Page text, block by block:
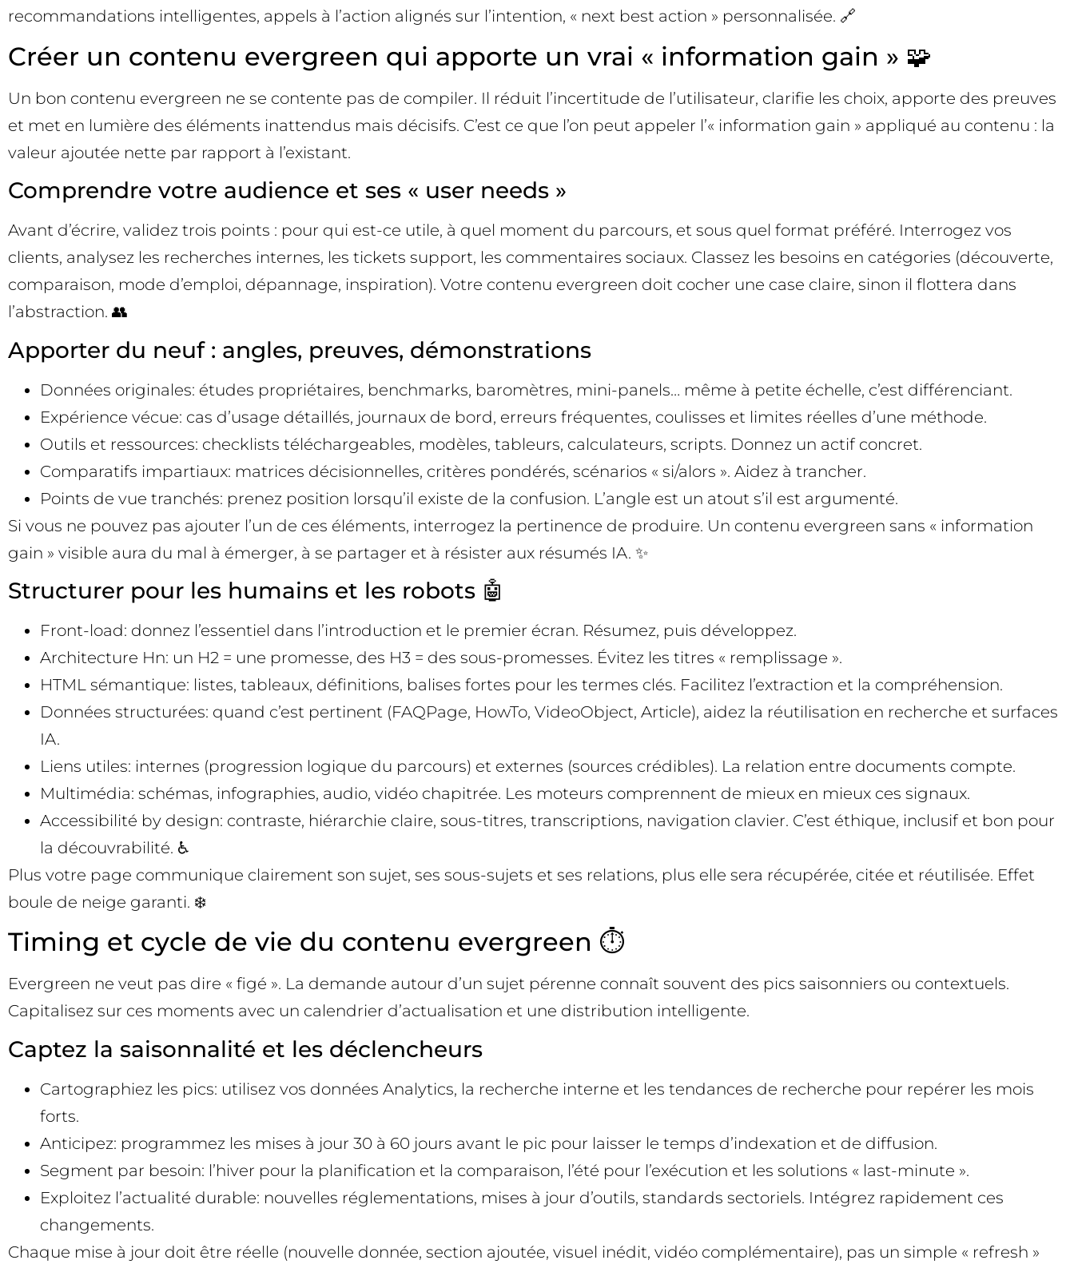
recommandations intelligentes, appels à l’action alignés sur l’intention, « next best action » personnalisée. 🔗
Créer un contenu evergreen qui apporte un vrai « information gain » 🧩
Un bon contenu evergreen ne se contente pas de compiler. Il réduit l’incertitude de l’utilisateur, clarifie les choix, apporte des preuves
et met en lumière des éléments inattendus mais décisifs. C’est ce que l’on peut appeler l’« information gain » appliqué au contenu : la
valeur ajoutée nette par rapport à l’existant.
Comprendre votre audience et ses « user needs »
Avant d’écrire, validez trois points : pour qui est-ce utile, à quel moment du parcours, et sous quel format préféré. Interrogez vos
clients, analysez les recherches internes, les tickets support, les commentaires sociaux. Classez les besoins en catégories (découverte,
comparaison, mode d’emploi, dépannage, inspiration). Votre contenu evergreen doit cocher une case claire, sinon il flottera dans
l’abstraction. 👥
Apporter du neuf : angles, preuves, démonstrations
Données originales: études propriétaires, benchmarks, baromètres, mini-panels… même à petite échelle, c’est différenciant.
Expérience vécue: cas d’usage détaillés, journaux de bord, erreurs fréquentes, coulisses et limites réelles d’une méthode.
Outils et ressources: checklists téléchargeables, modèles, tableurs, calculateurs, scripts. Donnez un actif concret.
Comparatifs impartiaux: matrices décisionnelles, critères pondérés, scénarios « si/alors ». Aidez à trancher.
Points de vue tranchés: prenez position lorsqu’il existe de la confusion. L’angle est un atout s’il est argumenté.
Si vous ne pouvez pas ajouter l’un de ces éléments, interrogez la pertinence de produire. Un contenu evergreen sans « information
gain » visible aura du mal à émerger, à se partager et à résister aux résumés IA. ✨
Structurer pour les humains et les robots 🤖
Front-load: donnez l’essentiel dans l’introduction et le premier écran. Résumez, puis développez.
Architecture Hn: un H2 = une promesse, des H3 = des sous-promesses. Évitez les titres « remplissage ».
HTML sémantique: listes, tableaux, définitions, balises fortes pour les termes clés. Facilitez l’extraction et la compréhension.
Données structurées: quand c’est pertinent (FAQPage, HowTo, VideoObject, Article), aidez la réutilisation en recherche et surfaces
IA.
Liens utiles: internes (progression logique du parcours) et externes (sources crédibles). La relation entre documents compte.
Multimédia: schémas, infographies, audio, vidéo chapitrée. Les moteurs comprennent de mieux en mieux ces signaux.
Accessibilité by design: contraste, hiérarchie claire, sous-titres, transcriptions, navigation clavier. C’est éthique, inclusif et bon pour
la découvrabilité. ♿
Plus votre page communique clairement son sujet, ses sous-sujets et ses relations, plus elle sera récupérée, citée et réutilisée. Effet
boule de neige garanti. ❄️
Timing et cycle de vie du contenu evergreen ⏱️
Evergreen ne veut pas dire « figé ». La demande autour d’un sujet pérenne connaît souvent des pics saisonniers ou contextuels.
Capitalisez sur ces moments avec un calendrier d’actualisation et une distribution intelligente.
Captez la saisonnalité et les déclencheurs
Cartographiez les pics: utilisez vos données Analytics, la recherche interne et les tendances de recherche pour repérer les mois
forts.
Anticipez: programmez les mises à jour 30 à 60 jours avant le pic pour laisser le temps d’indexation et de diffusion.
Segment par besoin: l’hiver pour la planification et la comparaison, l’été pour l’exécution et les solutions « last-minute ».
Exploitez l’actualité durable: nouvelles réglementations, mises à jour d’outils, standards sectoriels. Intégrez rapidement ces
changements.
Chaque mise à jour doit être réelle (nouvelle donnée, section ajoutée, visuel inédit, vidéo complémentaire), pas un simple « refresh »